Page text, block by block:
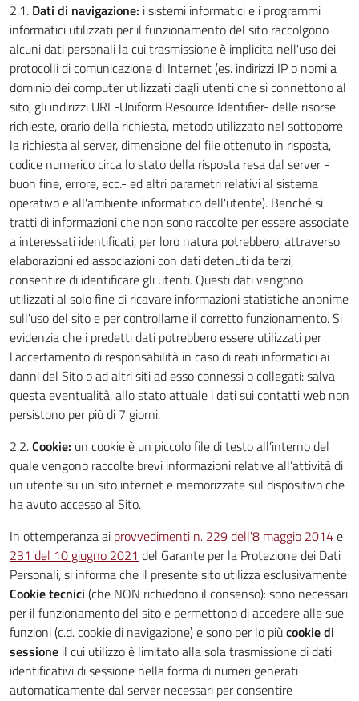
2.1. Dati di navigazione: i sistemi informatici e i programmi
informatici utilizzati per il funzionamento del sito raccolgono
alcuni dati personali la cui trasmissione è implicita nell'uso dei
protocolli di comunicazione di Internet (es. indirizzi IP o nomi a
dominio dei computer utilizzati dagli utenti che si connettono al
sito, gli indirizzi URI -Uniform Resource Identifier- delle risorse
richieste, orario della richiesta, metodo utilizzato nel sottoporre
la richiesta al server, dimensione del file ottenuto in risposta,
codice numerico circa lo stato della risposta resa dal server -
buon fine, errore, ecc.- ed altri parametri relativi al sistema
operativo e all'ambiente informatico dell'utente). Benché si
tratti di informazioni che non sono raccolte per essere associate
a interessati identificati, per loro natura potrebbero, attraverso
elaborazioni ed associazioni con dati detenuti da terzi,
consentire di identificare gli utenti. Questi dati vengono
utilizzati al solo fine di ricavare informazioni statistiche anonime
sull'uso del sito e per controllarne il corretto funzionamento. Si
evidenzia che i predetti dati potrebbero essere utilizzati per
l'accertamento di responsabilità in caso di reati informatici ai
danni del Sito o ad altri siti ad esso connessi o collegati: salva
questa eventualità, allo stato attuale i dati sui contatti web non
persistono per più di 7 giorni.
2.2.Cookie: un cookie è un piccolo file di testo all’interno del
quale vengono raccolte brevi informazioni relative all’attività di
un utente su un sito internet e memorizzate sul dispositivo che
ha avuto accesso al Sito.
In ottemperanza ai provvedimenti n. 229 dell'8 maggio 2014e
231 del 10 giugno 2021 del Garante per la Protezione dei Dati
Personali, si informa che il presente sito utilizza esclusivamente
Cookie tecnici (che NON richiedono il consenso): sono necessari
per il funzionamento del sito e permettono di accedere alle sue
funzioni (c.d. cookie di navigazione) e sono per lo piùcookie di
sessione il cui utilizzo è limitato alla sola trasmissione di dati
identificativi di sessione nella forma di numeri generati
automaticamente dal server necessari per consentire